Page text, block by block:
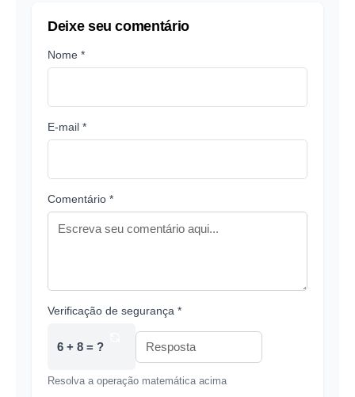
Deixe seu comentário
Nome *
E-mail *
Comentário *
Verificação de segurança *
6 + 8 = ?
Resolva a operação matemática acima